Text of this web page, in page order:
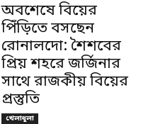
অবশেষে বিয়ের
পিঁড়িতে বসছেন
রোনালদো: শৈশবের
প্রিয় শহরে জর্জিনার
সাথে রাজকীয় বিয়ের
প্রস্তুতি
খেলাধুলা